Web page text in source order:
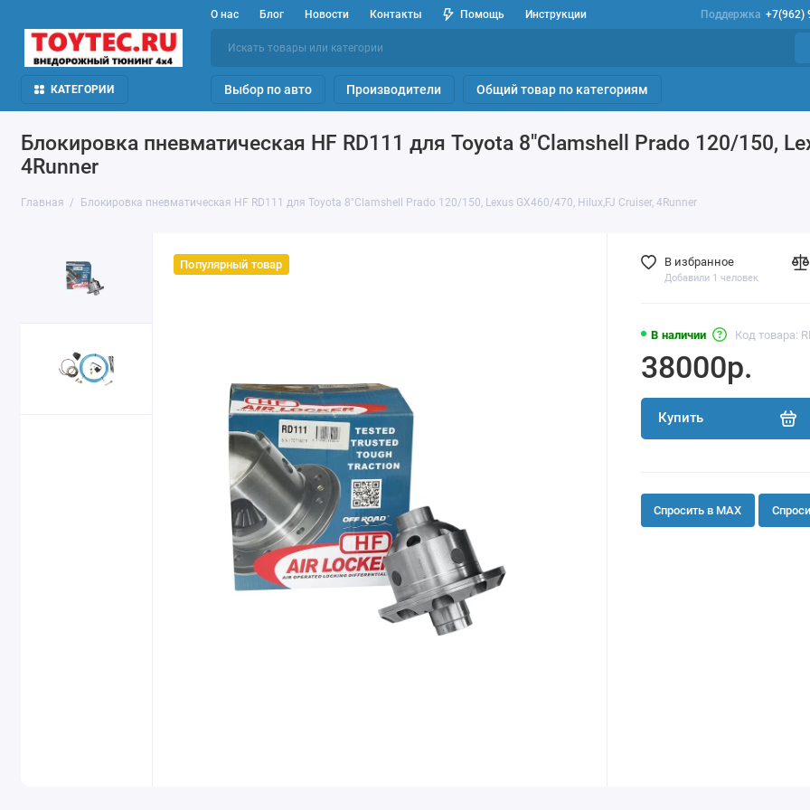
О нас Блог Новости Контакты Помощь Инструкции Поддержка +7(962)
КАТЕГОРИИ Выбор по авто Производители Общий товар по категориям
Блокировка пневматическая HF RD111 для Toyota 8"Clamshell Prado 120/150,
4Runner
Главная Блокировка пневматическая HF RD111 для Toyota 8"Clamshell Prado 120/150, Lexus GX460/470, Hilux,FJ Cruiser, 4Runner
Популярный товар
В наличии Код товара:
38000р.
Купить
В избранное
Добавили 1 человек
Спросить в MAX